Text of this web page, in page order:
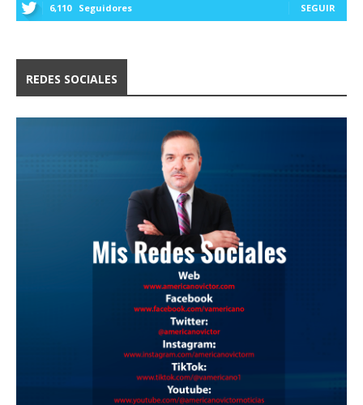
6,110 Seguidores SEGUIR
REDES SOCIALES